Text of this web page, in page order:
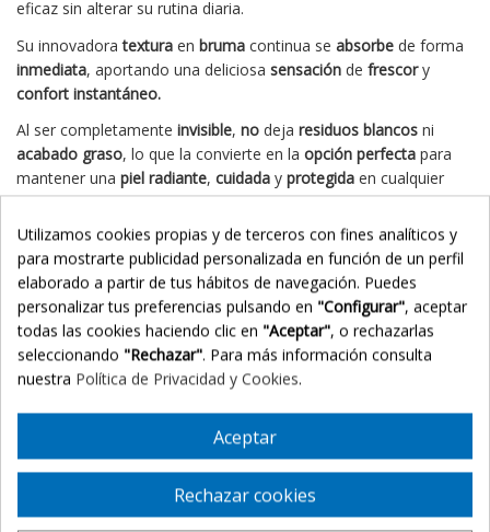
eficaz sin alterar su rutina diaria.
Su innovadoratextura en bruma continua se absorbe de forma
inmediata, aportando una deliciosa sensación de frescory
confort instantáneo.
Al ser completamente invisible, no deja residuos blancos ni
acabado graso, lo que la convierte en la opción perfecta para
mantener una piel radiante, cuidada y protegida en cualquier
situación.
🎯Indicaciones
Apto para todo tipo de pieles (secas, mixtas o grasas).
Diseñado para el uso diario en exteriores, actividades
urbanas o deportivas.
Ideal para una reaplicación cómoda a lo largo del día,
incluso directamente sobre el maquillaje.
✨ Beneficios Principales
Alta protección (SPF 50): Defensa avanzada de amplio
espectro contra los rayos UVA y UVB.
Textura invisible y tacto seco:Acabado mate natural, sin
brillos, sin dejar marcas blancas ni sensación pegajosa.
Utilizamos cookies propias y de terceros con fines analíticos y
para mostrarte publicidad personalizada en función de un perfil
elaborado a partir de tus hábitos de navegación. Puedes
personalizar tus preferencias pulsando en "Configurar", aceptar
todas las cookies haciendo clic en "Aceptar", o rechazarlas
seleccionando "Rechazar". Para más información consulta
nuestra Política de Privacidad y Cookies.
Aceptar
Rechazar cookies